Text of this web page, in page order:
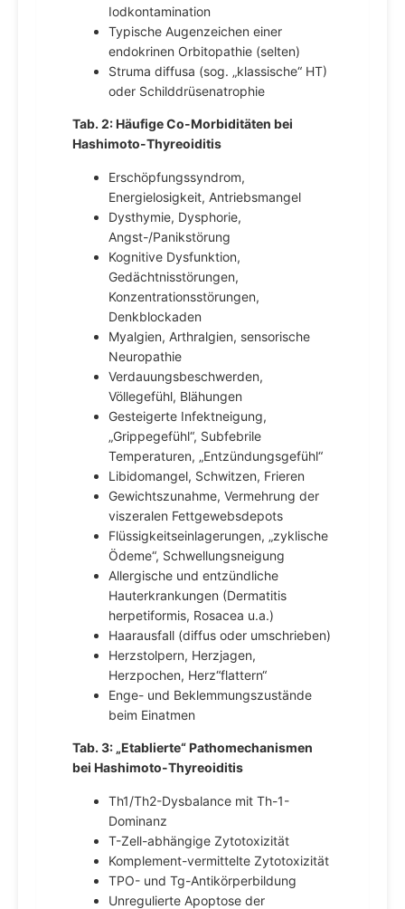
Iodkontamination
Typische Augenzeichen einer
endokrinen Orbitopathie (selten)
Struma diffusa (sog. „klassische“ HT)
oder Schilddrüsenatrophie
Tab. 2: Häufige Co-Morbiditäten bei
Hashimoto-Thyreoiditis
Erschöpfungssyndrom,
Energielosigkeit, Antriebsmangel
Dysthymie, Dysphorie,
Angst-/Panikstörung
Kognitive Dysfunktion,
Gedächtnisstörungen,
Konzentrationsstörungen,
Denkblockaden
Myalgien, Arthralgien, sensorische
Neuropathie
Verdauungsbeschwerden,
Völlegefühl, Blähungen
Gesteigerte Infektneigung,
„Grippegefühl“, Subfebrile
Temperaturen, „Entzündungsgefühl“
Libidomangel, Schwitzen, Frieren
Gewichtszunahme, Vermehrung der
viszeralen Fettgewebsdepots
Flüssigkeitseinlagerungen, „zyklische
Ödeme“, Schwellungsneigung
Allergische und entzündliche
Hauterkrankungen (Dermatitis
herpetiformis, Rosacea u.a.)
Haarausfall (diffus oder umschrieben)
Herzstolpern, Herzjagen,
Herzpochen, Herz“flattern“
Enge- und Beklemmungszustände
beim Einatmen
Tab. 3: „Etablierte“ Pathomechanismen
bei Hashimoto-Thyreoiditis
Th1/Th2-Dysbalance mit Th-1-
Dominanz
T-Zell-abhängige Zytotoxizität
Komplement-vermittelte Zytotoxizität
TPO- und Tg-Antikörperbildung
Unregulierte Apoptose der